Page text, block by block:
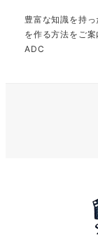
豊富な知識を持
を作る方法をご案
ADC